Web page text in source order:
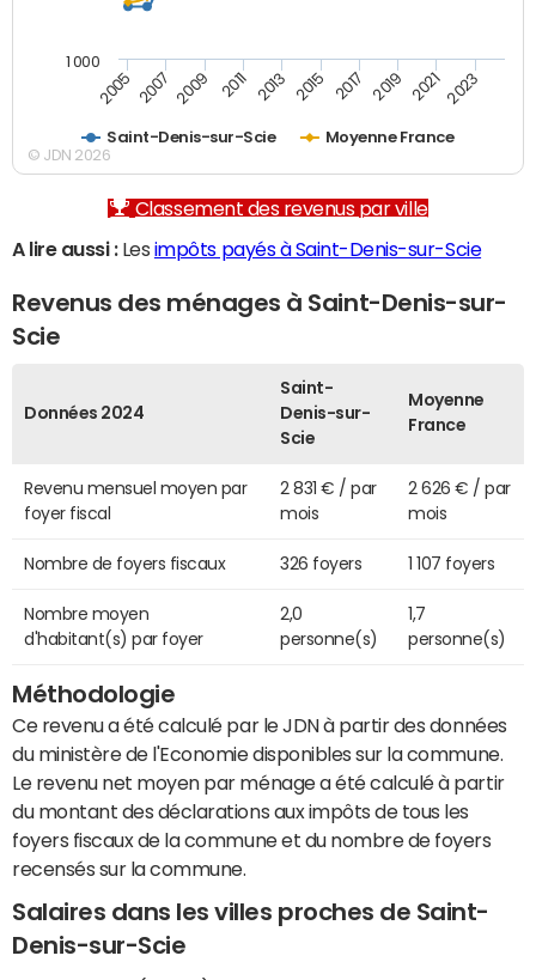
Saint-Denis-sur-Scie Moyenne France
2005 2007 2009 2011 2013 2015 2017 2019 2021 2023
1 000
© JDN 2026
Classement des revenus par ville
A lire aussi :Les impôts payés à Saint-Denis-sur-Scie
Revenus des ménages à Saint-Denis-sur-
Scie
Données 2024
Saint-
Denis-sur-
Scie
Moyenne
France
Revenu mensuel moyen par
foyer fiscal
2 831 € / par
mois
2 626 € / par
mois
Nombre de foyers fiscaux 326 foyers 1 107 foyers
Nombre moyen
d'habitant(s) par foyer
2,0
personne(s)
1,7
personne(s)
Méthodologie
Ce revenu a été calculé par le JDN à partir des données
du ministère de l'Economie disponibles sur la commune.
Le revenu net moyen par ménage a été calculé à partir
du montant des déclarations aux impôts de tous les
foyers fiscaux de la commune et du nombre de foyers
recensés sur la commune.
Salaires dans les villes proches de Saint-
Denis-sur-Scie